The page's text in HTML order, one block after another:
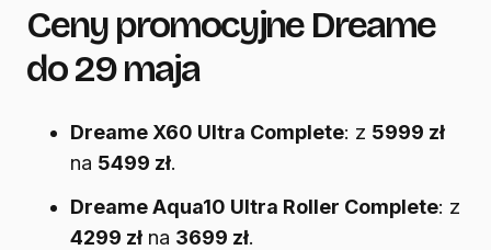
Ceny promocyjne Dreame
do 29 maja
Dreame X60 Ultra Complete: z 5999 zł
na 5499 zł.
Dreame Aqua10 Ultra Roller Complete: z
4299 zł na 3699 zł.